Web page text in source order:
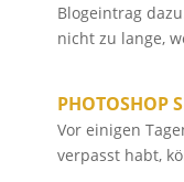
Blogeintrag
nicht zu lange,
PHOTOSHOP
Vor einigen
verpasst habt,